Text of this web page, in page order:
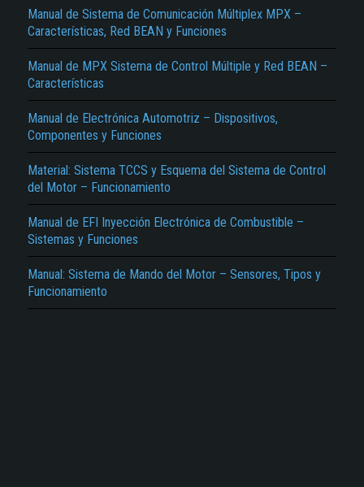
Manual de Sistema de Comunicación Múltiplex MPX –
Características, Red BEAN y Funciones
Manual de MPX Sistema de Control Múltiple y Red BEAN –
Características
Manual de Electrónica Automotriz – Dispositivos,
Componentes y Funciones
Material: Sistema TCCS y Esquema del Sistema de Control
del Motor – Funcionamiento
Manual de EFI Inyección Electrónica de Combustible –
Sistemas y Funciones
Manual: Sistema de Mando del Motor – Sensores, Tipos y
Funcionamiento
El Título es incorrecto según el contenido.
Texto o Imagen de portada son erróneos.
Reportar otro tipo de error...